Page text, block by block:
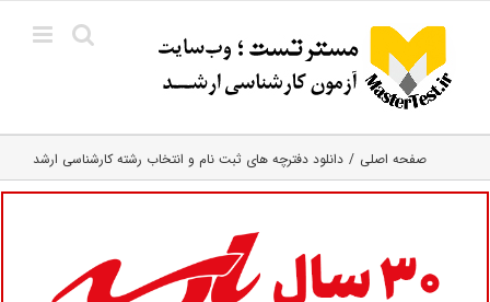
content
صفحه اصلی دانلود دفترچه های ثبت نام و انتخاب رشته کارشناسی ارشد